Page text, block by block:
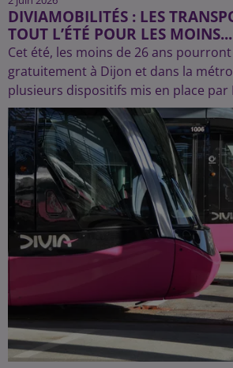
DIVIAMOBILITÉS : LES
TOUT L’ÉTÉ POUR LES MOINS...
Cet été, les moins de 26 ans
gratuitement à Dijon et dans la
plusieurs dispositifs mis en place par